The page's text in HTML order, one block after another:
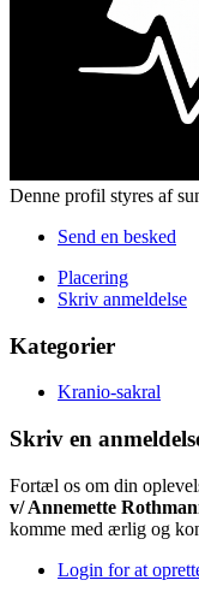
Denne profil styres af
Send en besked
Placering
Skriv anmeldelse
Kategorier
Kranio-sakral
Skriv en
Fortæl os om din
v/ Annemette
komme med ærlig og
Login for at